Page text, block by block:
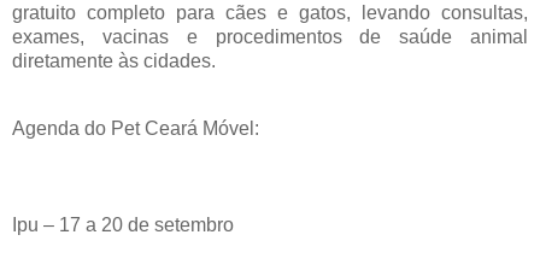
gratuito completo para cães e gatos, levando consultas,
exames, vacinas e procedimentos de saúde animal
diretamente às cidades.
Agenda do Pet Ceará Móvel:
Ipu – 17 a 20 de setembro